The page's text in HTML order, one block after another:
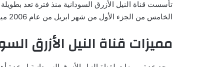
تأسست قناة النيل الأزرق السودانية منذ فترة تعد
الخامس من الجزء الأول من شهر ابريل من عام 2006 ميلاديا، وقد ازدهرت القناة ونالت اعجاب الجمهور وأصبح لها العديد من المشاهدين والمتابعين فى جميع الدول.
مميزات قناة النيل الأزرق